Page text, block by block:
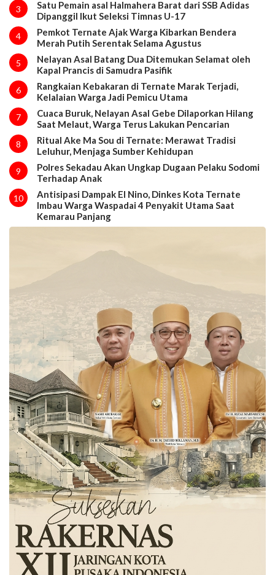
3
Satu Pemain asal Halmahera Barat dari SSB Adidas
Dipanggil Ikut Seleksi Timnas U-17
4
Pemkot Ternate Ajak Warga Kibarkan Bendera
Merah Putih Serentak Selama Agustus
5
Nelayan Asal Batang Dua Ditemukan Selamat oleh
Kapal Prancis di Samudra Pasifik
6
Rangkaian Kebakaran di Ternate Marak Terjadi,
Kelalaian Warga Jadi Pemicu Utama
7
Cuaca Buruk, Nelayan Asal Gebe Dilaporkan Hilang
Saat Melaut, Warga Terus Lakukan Pencarian
8
Ritual Ake Ma Sou di Ternate: Merawat Tradisi
Leluhur, Menjaga Sumber Kehidupan
9
Polres Sekadau Akan Ungkap Dugaan Pelaku Sodomi
Terhadap Anak
10
Antisipasi Dampak El Nino, Dinkes Kota Ternate
Imbau Warga Waspadai 4 Penyakit Utama Saat
Kemarau Panjang